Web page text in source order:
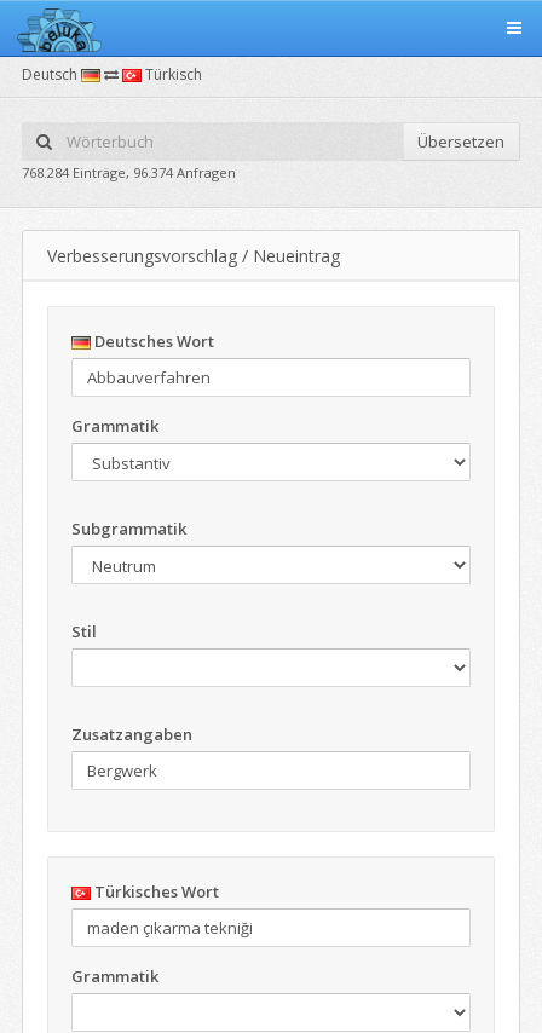
Deutsch Türkisch
Übersetzen
768.284 Einträge, 96.374 Anfragen
Verbesserungsvorschlag / Neueintrag
Deutsches Wort
Grammatik
Subgrammatik
Stil
Zusatzangaben
Türkisches Wort
Grammatik